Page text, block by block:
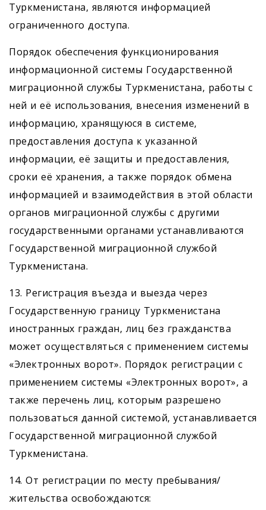
Туркмени­стана, являются информацией
ограниченного доступа.
Порядок обеспечения функционирования
информационной системы Государственной
миграционной службы Туркменистана, работы с
ней и её использования, внесения изменений в
информацию, хранящуюся в системе,
предоставления доступа к указанной
информации, её защиты и предоставления,
сроки её хранения, а также порядок обмена
информацией и взаимодействия в этой области
органов миграционной службы с другими
государственными органами устанавливаются
Государственной миграционной службой
Туркменистана.
13. Регистрация въезда и выезда через
Государственную границу Туркменистана
иностранных граждан, лиц без гражданства
может осуществляться с применением системы
«Электронных ворот». Порядок регистрации с
применением системы «Электронных ворот», а
также перечень лиц, которым разрешено
пользоваться данной системой, устанавливается
Государственной миграционной службой
Туркменистана.
14. От регистрации по месту пребывания/
жительства освобождаются: